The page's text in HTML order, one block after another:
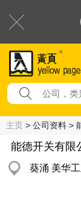
主页 > 公司资料 >
能德开关有限
葵涌 美华